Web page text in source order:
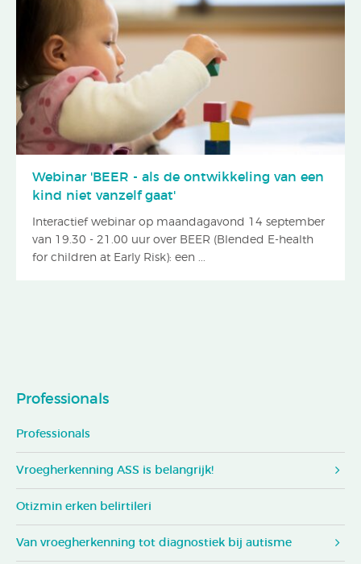
Webinar 'BEER - als de ontwikkeling van een
kind niet vanzelf gaat'
Interactief webinar op maandagavond 14 september
van 19.30 - 21.00 uur over BEER (Blended E-health
for children at Early Risk): een ...
Professionals
Professionals
Vroegherkenning ASS is belangrijk!
Otizmin erken belirtileri
Van vroegherkenning tot diagnostiek bij autisme